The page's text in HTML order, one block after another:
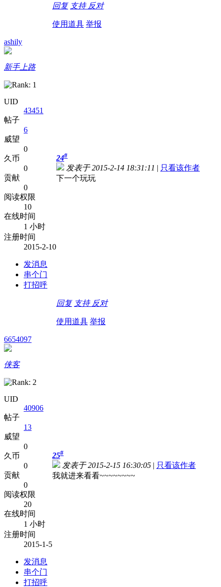
回复 支持 反对
使用道具 举报
ashily
新手上路
UID
43451
帖子
6
威望
0
久币
0
贡献
0
阅读权限
10
在线时间
1 小时
注册时间
2015-2-10
发消息
串个门
打招呼
24#
发表于 2015-2-14 18:31:11 | 只看该作者
下一个玩玩
回复 支持 反对
使用道具 举报
6654097
侠客
UID
40906
帖子
13
威望
0
久币
0
贡献
0
阅读权限
20
在线时间
1 小时
注册时间
2015-1-5
发消息
串个门
打招呼
25#
发表于 2015-2-15 16:30:05 | 只看该作者
我就进来看看~~~~~~~~